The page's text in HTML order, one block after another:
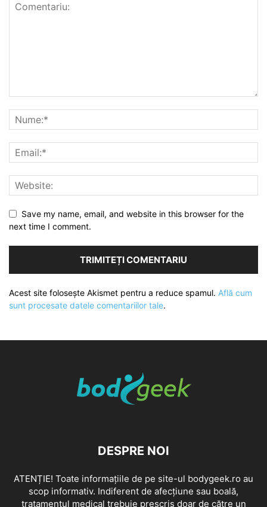
Save my name, email, and website in this browser for the
next time I comment.
Acest site folosește Akismet pentru a reduce spamul. Află cum
sunt procesate datele comentariilor tale.
DESPRE NOI
ATENȚIE! Toate informațiile de pe site-ul bodygeek.ro au
scop informativ. Indiferent de afecțiune sau boală,
tratamentul medical trebuie prescris doar de către un